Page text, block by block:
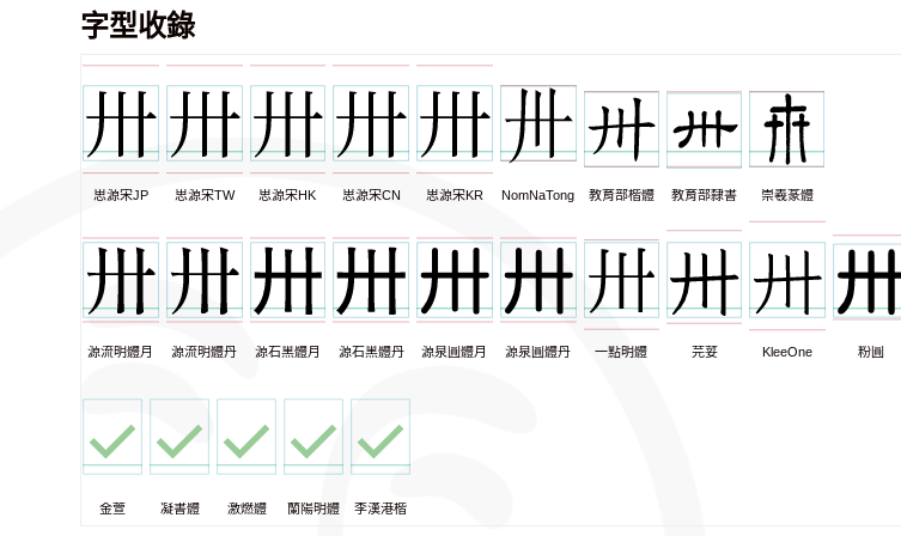
字型收錄
思源宋JP 思源宋TW 思源宋HK 思源宋CN 思源宋KR NomNaTong 教育部楷體 教育部隸書 崇羲篆體
源流明體月 源流明體丹 源石黑體月 源石黑體丹 源泉圓體月 源泉圓體丹 一點明體 芫荽 KleeOne 粉圓
金萱 凝書體 激燃體 蘭陽明體 李漢港楷